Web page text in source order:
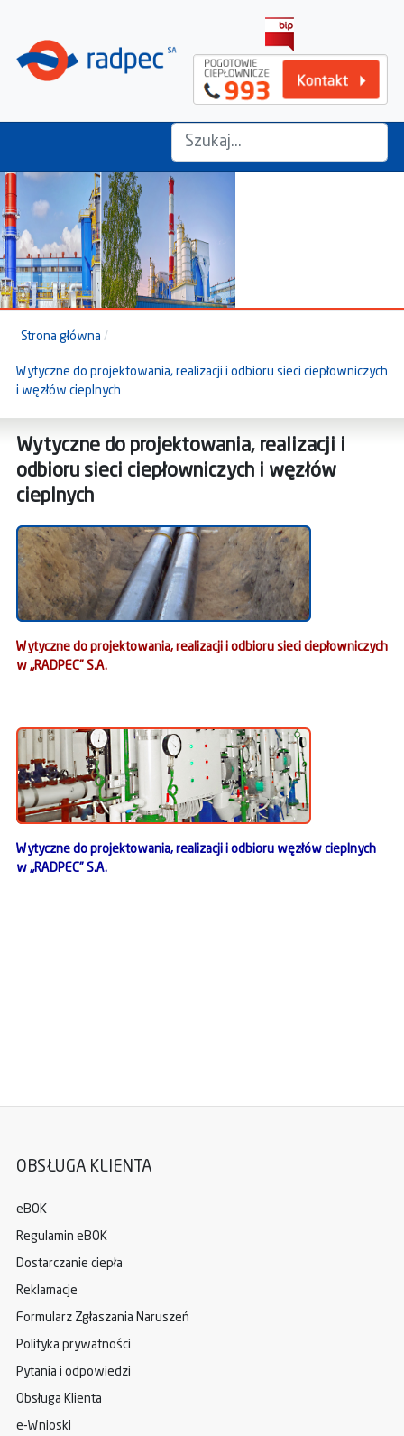
szukaj na stronie...
Strona główna
Wytyczne do projektowania, realizacji i odbioru sieci ciepłowniczych
i węzłów cieplnych
Wytyczne do projektowania, realizacji i
odbioru sieci ciepłowniczych i węzłów
cieplnych
Wytyczne do projektowania, realizacji i odbioru sieci ciepłowniczych
w „RADPEC” S.A.
Wytyczne do projektowania, realizacji i odbioru węzłów cieplnych
w „RADPEC” S.A.
OBSŁUGA KLIENTA
eBOK
Regulamin eBOK
Dostarczanie ciepła
Reklamacje
Formularz Zgłaszania Naruszeń
Polityka prywatności
Pytania i odpowiedzi
Obsługa Klienta
e-Wnioski